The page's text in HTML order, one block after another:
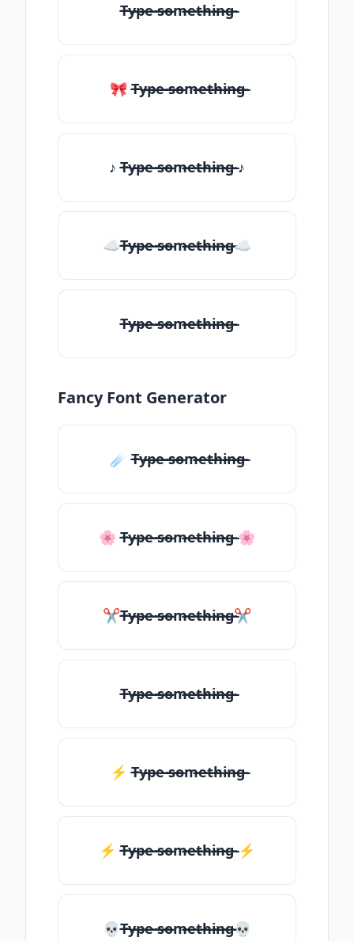
T̶̴y̶̴p̶̴e̶̴ ̶̴s̶̴o̶̴m̶̴e̶̴t̶̴h̶̴i̶̴n̶̴g̶̴
🎀 T̶̴y̶̴p̶̴e̶̴ ̶̴s̶̴o̶̴m̶̴e̶̴t̶̴h̶̴i̶̴n̶̴g̶̴
♪ T̶̴y̶̴p̶̴e̶̴ ̶̴s̶̴o̶̴m̶̴e̶̴t̶̴h̶̴i̶̴n̶̴g̶̴ ♪
☁T̶̴y̶̴p̶̴e̶̴ ̶̴s̶̴o̶̴m̶̴e̶̴t̶̴h̶̴i̶̴n̶̴g̶̴☁
T̶̴y̶̴p̶̴e̶̴ ̶̴s̶̴o̶̴m̶̴e̶̴t̶̴h̶̴i̶̴n̶̴g̶̴
Fancy Font Generator
☄️ T̶̴y̶̴p̶̴e̶̴ ̶̴s̶̴o̶̴m̶̴e̶̴t̶̴h̶̴i̶̴n̶̴g̶̴
🌸 T̶̴y̶̴p̶̴e̶̴ ̶̴s̶̴o̶̴m̶̴e̶̴t̶̴h̶̴i̶̴n̶̴g̶̴ 🌸
✂T̶̴y̶̴p̶̴e̶̴ ̶̴s̶̴o̶̴m̶̴e̶̴t̶̴h̶̴i̶̴n̶̴g̶̴✂
T̶̴y̶̴p̶̴e̶̴ ̶̴s̶̴o̶̴m̶̴e̶̴t̶̴h̶̴i̶̴n̶̴g̶̴
⚡ T̶̴y̶̴p̶̴e̶̴ ̶̴s̶̴o̶̴m̶̴e̶̴t̶̴h̶̴i̶̴n̶̴g̶̴
⚡️ T̶̴y̶̴p̶̴e̶̴ ̶̴s̶̴o̶̴m̶̴e̶̴t̶̴h̶̴i̶̴n̶̴g̶̴ ⚡️
💀T̶̴y̶̴p̶̴e̶̴ ̶̴s̶̴o̶̴m̶̴e̶̴t̶̴h̶̴i̶̴n̶̴g̶̴💀